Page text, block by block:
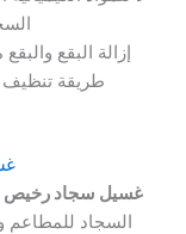
إزالة البقع
طريقة تنظيف
غسيل سجاد رخيص
السجاد للمطاعم